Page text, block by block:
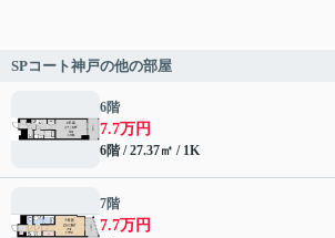
SPコート神戸の他の部屋
6階
7.7万円
6階 / 27.37㎡ / 1K
7階
7.7万円